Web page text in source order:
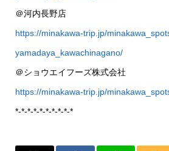
＠河内長野店
https://minakawa-trip.jp/
yamadaya_kawachinagano/
＠ショウエイフーズ株式会社
https://minakawa-trip.jp/
*-*-*-*-*-*-*-*-*-*